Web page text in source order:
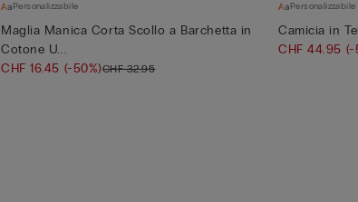
Personalizzabile
Maglia Manica Corta Scollo a Barchetta in
Cotone U...
CHF 16.45 (-50%)CHF 32.95
Personalizzabile
Camicia in
CHF 44.95 (-